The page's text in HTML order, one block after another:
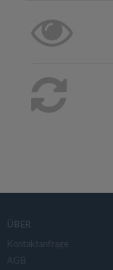
ÜBER
Kontaktanfrage
AGB